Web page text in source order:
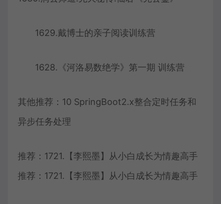
1629.戴博士的亲子阅读训练营
1628.《河洛易数绝学》第一期 训练营
其他推荐：10 SpringBoot2.x整合定时任务和
异步任务处理
推荐：1721.【李熙墨】从小白成长为情趣高手
推荐：1721.【李熙墨】从小白成长为情趣高手